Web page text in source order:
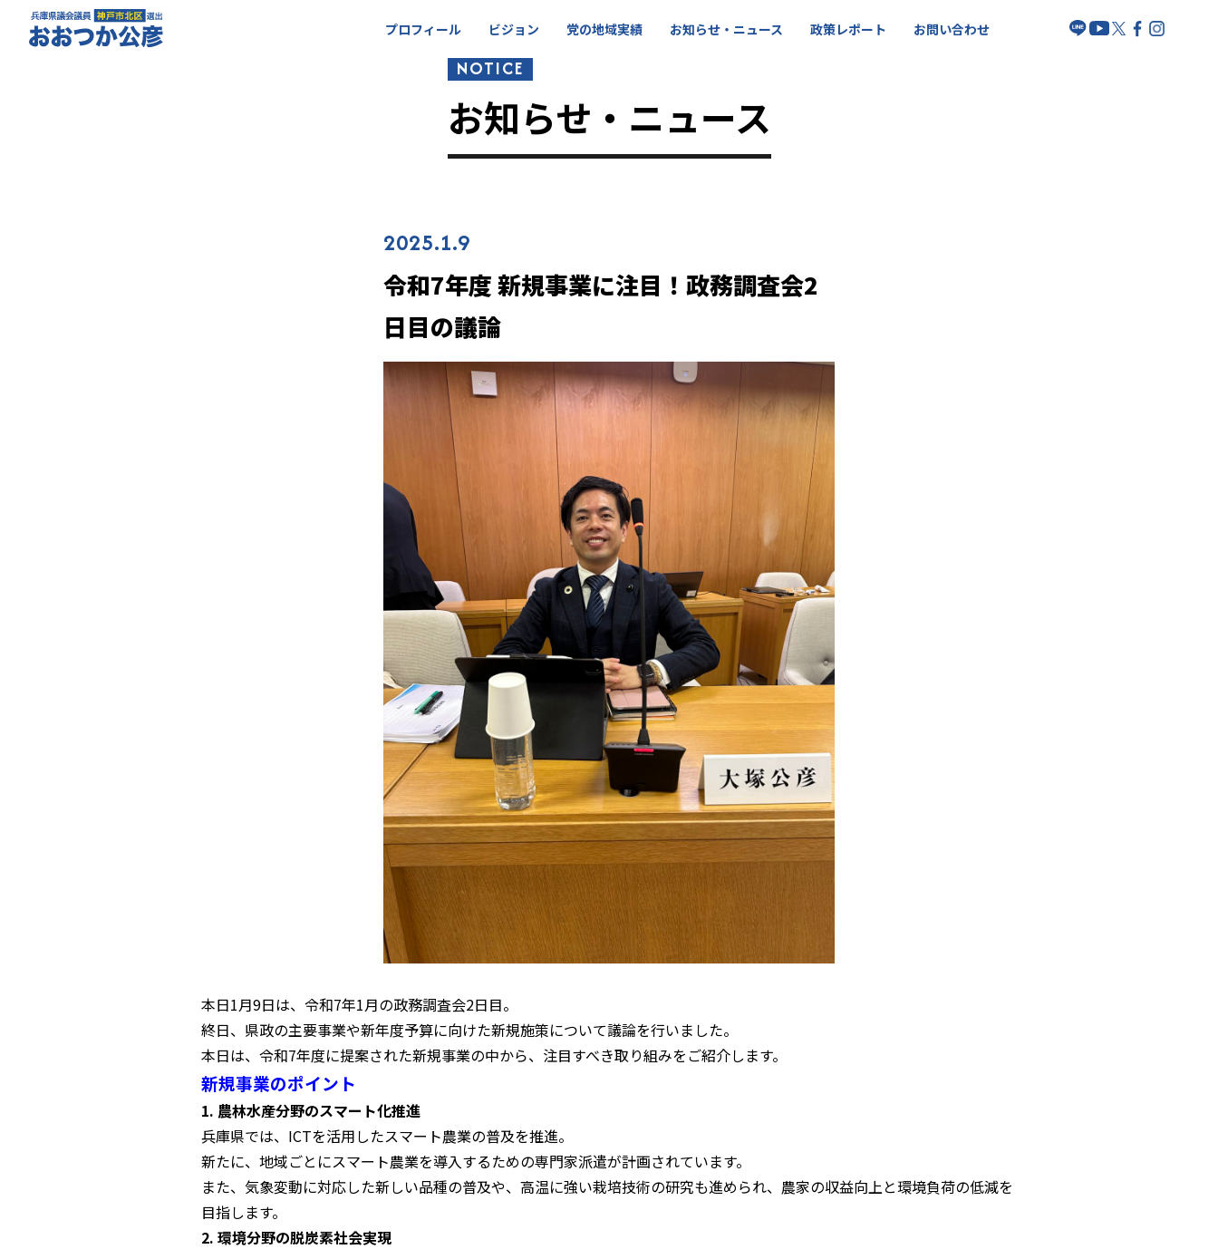
プロフィール ビジョン 党の地域実績 お知らせ・ニュース 政策レポート お問い合わせ
NOTICE
お知らせ・ニュース
2025.1.9
令和7年度 新規事業に注目！政務調査会2
日目の議論
本日1月9日は、令和7年1月の政務調査会2日目。
終日、県政の主要事業や新年度予算に向けた新規施策について議論を行いました。
本日は、令和7年度に提案された新規事業の中から、注目すべき取り組みをご紹介します。
新規事業のポイント
1. 農林水産分野のスマート化推進
兵庫県では、ICTを活用したスマート農業の普及を推進。
新たに、地域ごとにスマート農業を導入するための専門家派遣が計画されています。
また、気象変動に対応した新しい品種の普及や、高温に強い栽培技術の研究も進められ、農家の収益向上と環境負荷の低減を
目指します。
2. 環境分野の脱炭素社会実現